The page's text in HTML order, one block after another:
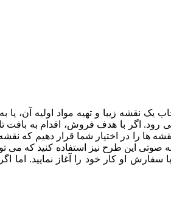
یک نقشه زیبا و تهیه مواد اولیه
رود. اگر با هدف فروش، اقدام به بافت
صوتی این طرح نیز استفاده کنید که
او کار خود را آغاز نمایید. اما